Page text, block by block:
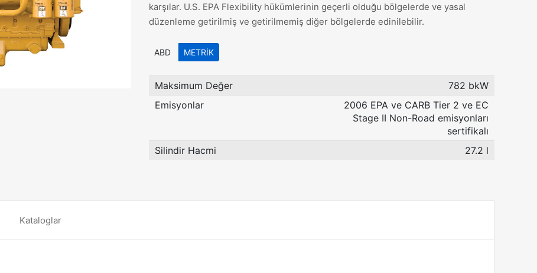
karşılar. U.S. EPA Flexibility hükümlerinin geçerli olduğu bölgelerde ve yasal
düzenleme getirilmiş ve getirilmemiş diğer bölgelerde edinilebilir.
ABD METRIK
Maksimum Değer
782 bkW
Emisyonlar
2006 EPA ve CARB Tier 2 ve EC
Stage II Non-Road emisyonları
sertifikalı
Silindir Hacmi
27.2 l
Kataloglar